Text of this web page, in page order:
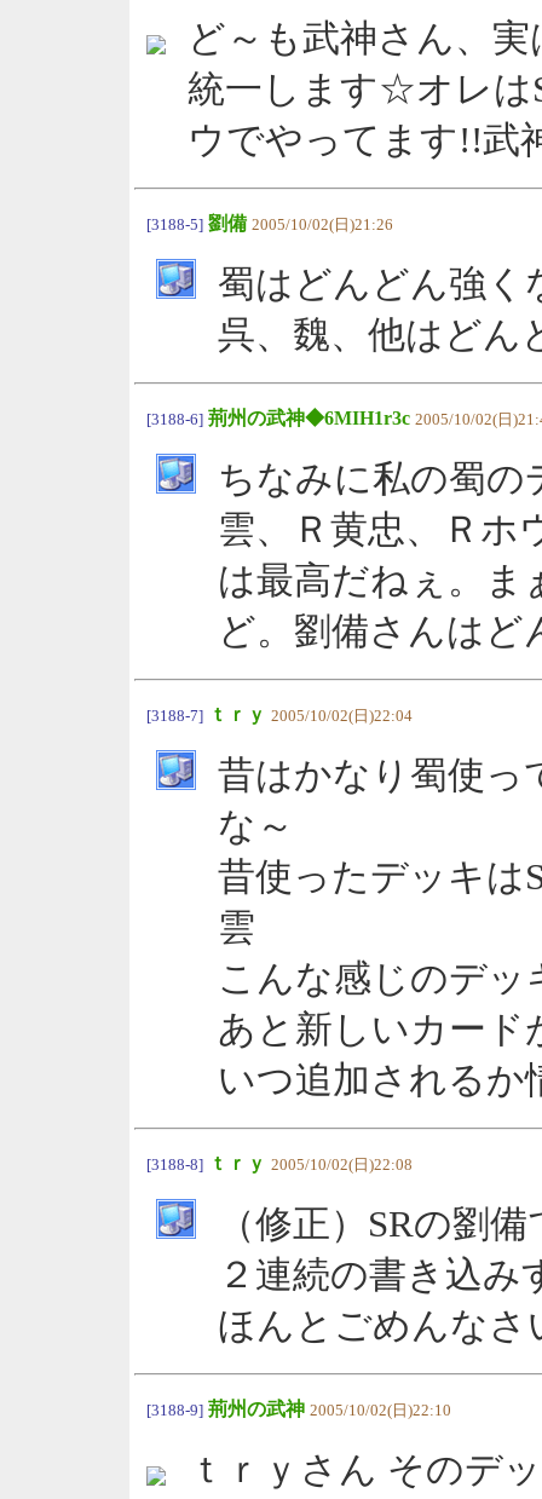
ど～も武神さん、
統一します☆オレは
ウでやってます!!武
[3188-5] 劉備 2005/10/02(日)21:26
蜀はどんどん強く
呉、魏、他はどん
[3188-6] 荊州の武神◆6MIH1r3c 2005/10/02(日
ちなみに私の蜀の
雲、Ｒ黄忠、Ｒホ
は最高だねぇ。ま
ど。劉備さんは
[3188-7] ｔｒｙ 2005/10/02(日)22:04
昔はかなり蜀使っ
な～
昔使ったデッキは
雲
こんな感じのデッ
あと新しいカード
いつ追加されるか
[3188-8] ｔｒｙ 2005/10/02(日)22:08
（修正）SRの劉
２連続の書き込み
ほんとごめんなさ
[3188-9] 荊州の武神 2005/10/02(日)22:10
ｔｒｙさん そのデ